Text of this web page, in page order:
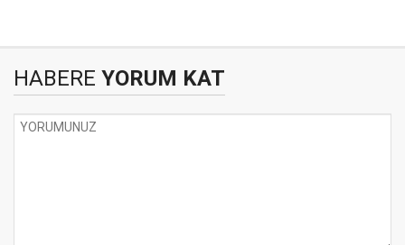
HABERE YORUM KAT